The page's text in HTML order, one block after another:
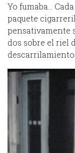
Yo fumaba…
paquete
pensativamente
dos sobre el riel